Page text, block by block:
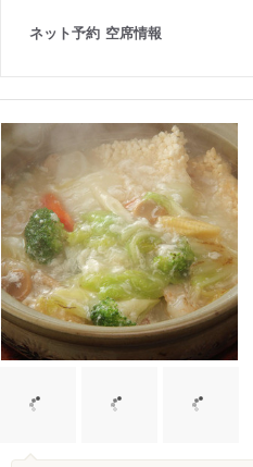
ネット予約 空席情報